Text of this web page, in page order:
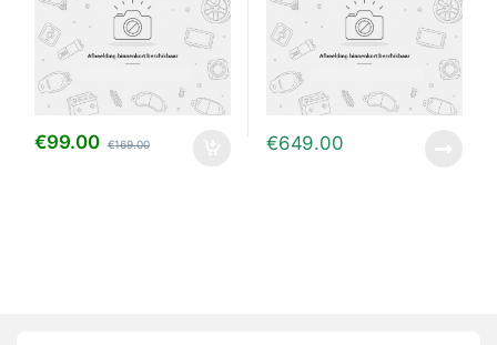
€99.00 €169.00 €649.00